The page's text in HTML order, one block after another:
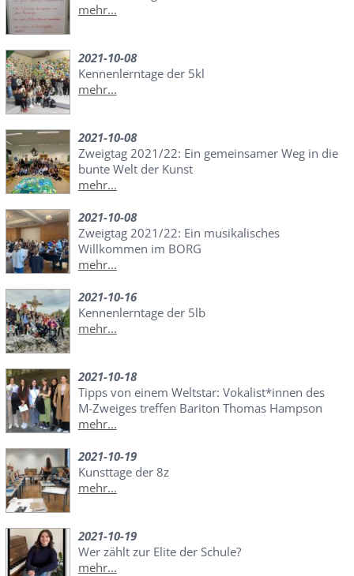
mehr...
2021-10-08
Kennenlerntage der 5kl
mehr...
2021-10-08
Zweigtag 2021/22: Ein gemeinsamer Weg in die
bunte Welt der Kunst
mehr...
2021-10-08
Zweigtag 2021/22: Ein musikalisches
Willkommen im BORG
mehr...
2021-10-16
Kennenlerntage der 5lb
mehr...
2021-10-18
Tipps von einem Weltstar: Vokalist*innen des
M-Zweiges treffen Bariton Thomas Hampson
mehr...
2021-10-19
Kunsttage der 8z
mehr...
2021-10-19
Wer zählt zur Elite der Schule?
mehr...